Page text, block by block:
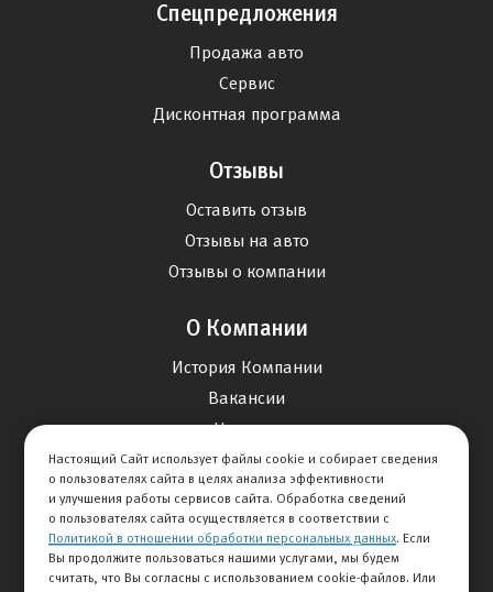
Спецпредложения
Продажа авто
Сервис
Дисконтная программа
Отзывы
Оставить отзыв
Отзывы на авто
Отзывы о компании
О Компании
История Компании
Вакансии
Новости
Карта сайта
Контакты
Настоящий Сайт использует файлы cookie и собирает сведения
о пользователях сайта в целях анализа эффективности
и улучшения работы сервисов сайта. Обработка сведений
о пользователях сайта осуществляется в соответствии с
Политикой в отношении обработки персональных данных. Если
Вы продолжите пользоваться нашими услугами, мы будем
считать, что Вы согласны с использованием cookie-файлов. Или